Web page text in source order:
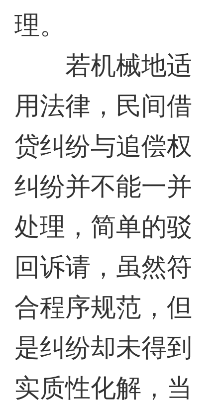
理。
若机械地适
用法律，民间借
贷纠纷与追偿权
纠纷并不能一并
处理，简单的驳
回诉请，虽然符
合程序规范，但
是纠纷却未得到
实质性化解，当